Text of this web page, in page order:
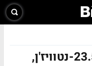
פתיחת מסחר ביום 23.5.05-נטוויז'ן,